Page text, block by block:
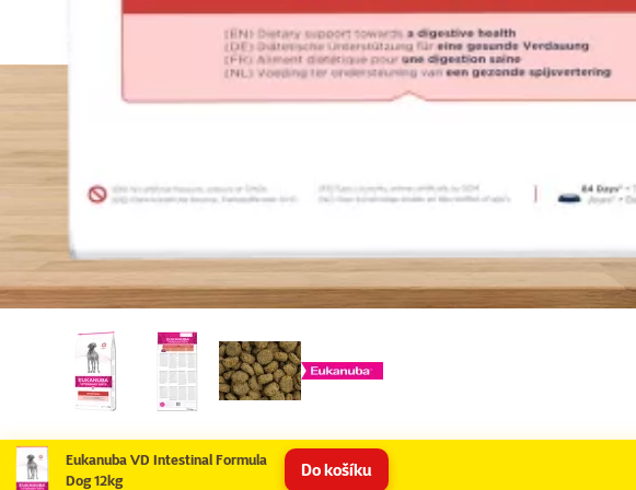
Eukanuba VD Intestinal Formula
Dog 12kg
Do košíku